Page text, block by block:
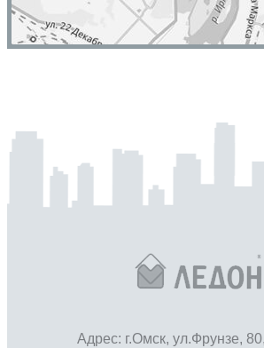
Адрес: г.Омск, ул.Фрунзе,